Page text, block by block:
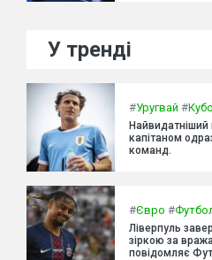
У тренді
#Уругвай #
капітаном
команд.
#Євро #
Ліверпуль
зіркою за
повідомляє